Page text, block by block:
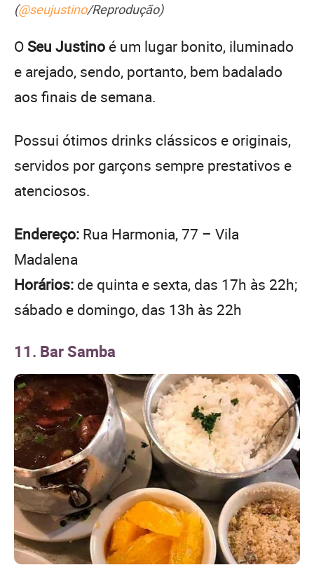
(@seujustino/Reprodução)
O Seu Justino é um lugar bonito, iluminado
e arejado, sendo, portanto, bem badalado
aos finais de semana.
Possui ótimos drinks clássicos e originais,
servidos por garçons sempre prestativos e
atenciosos.
Endereço: Rua Harmonia, 77 – Vila
Madalena
Horários: de quinta e sexta, das 17h às 22h;
sábado e domingo, das 13h às 22h
11. Bar Samba